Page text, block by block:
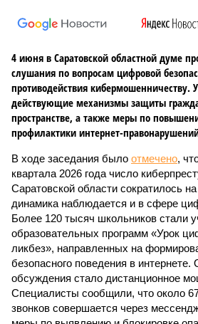
4 июня в Саратовской областной думе
слушания по вопросам цифровой
противодействия кибермошенничеству.
действующие механизмы защиты
пространстве, а также меры по
профилактики интернет-
В ходе заседания было отмечено,
квартала 2026 года число
Саратовской области сократилось
динамика наблюдается и в сфере
Более 120 тысяч школьников стали
образовательных программ «Урок
ликбез», направленных на
безопасного поведения в
обсуждения стало дистанционное
Специалисты сообщили, что около
звонков совершается через